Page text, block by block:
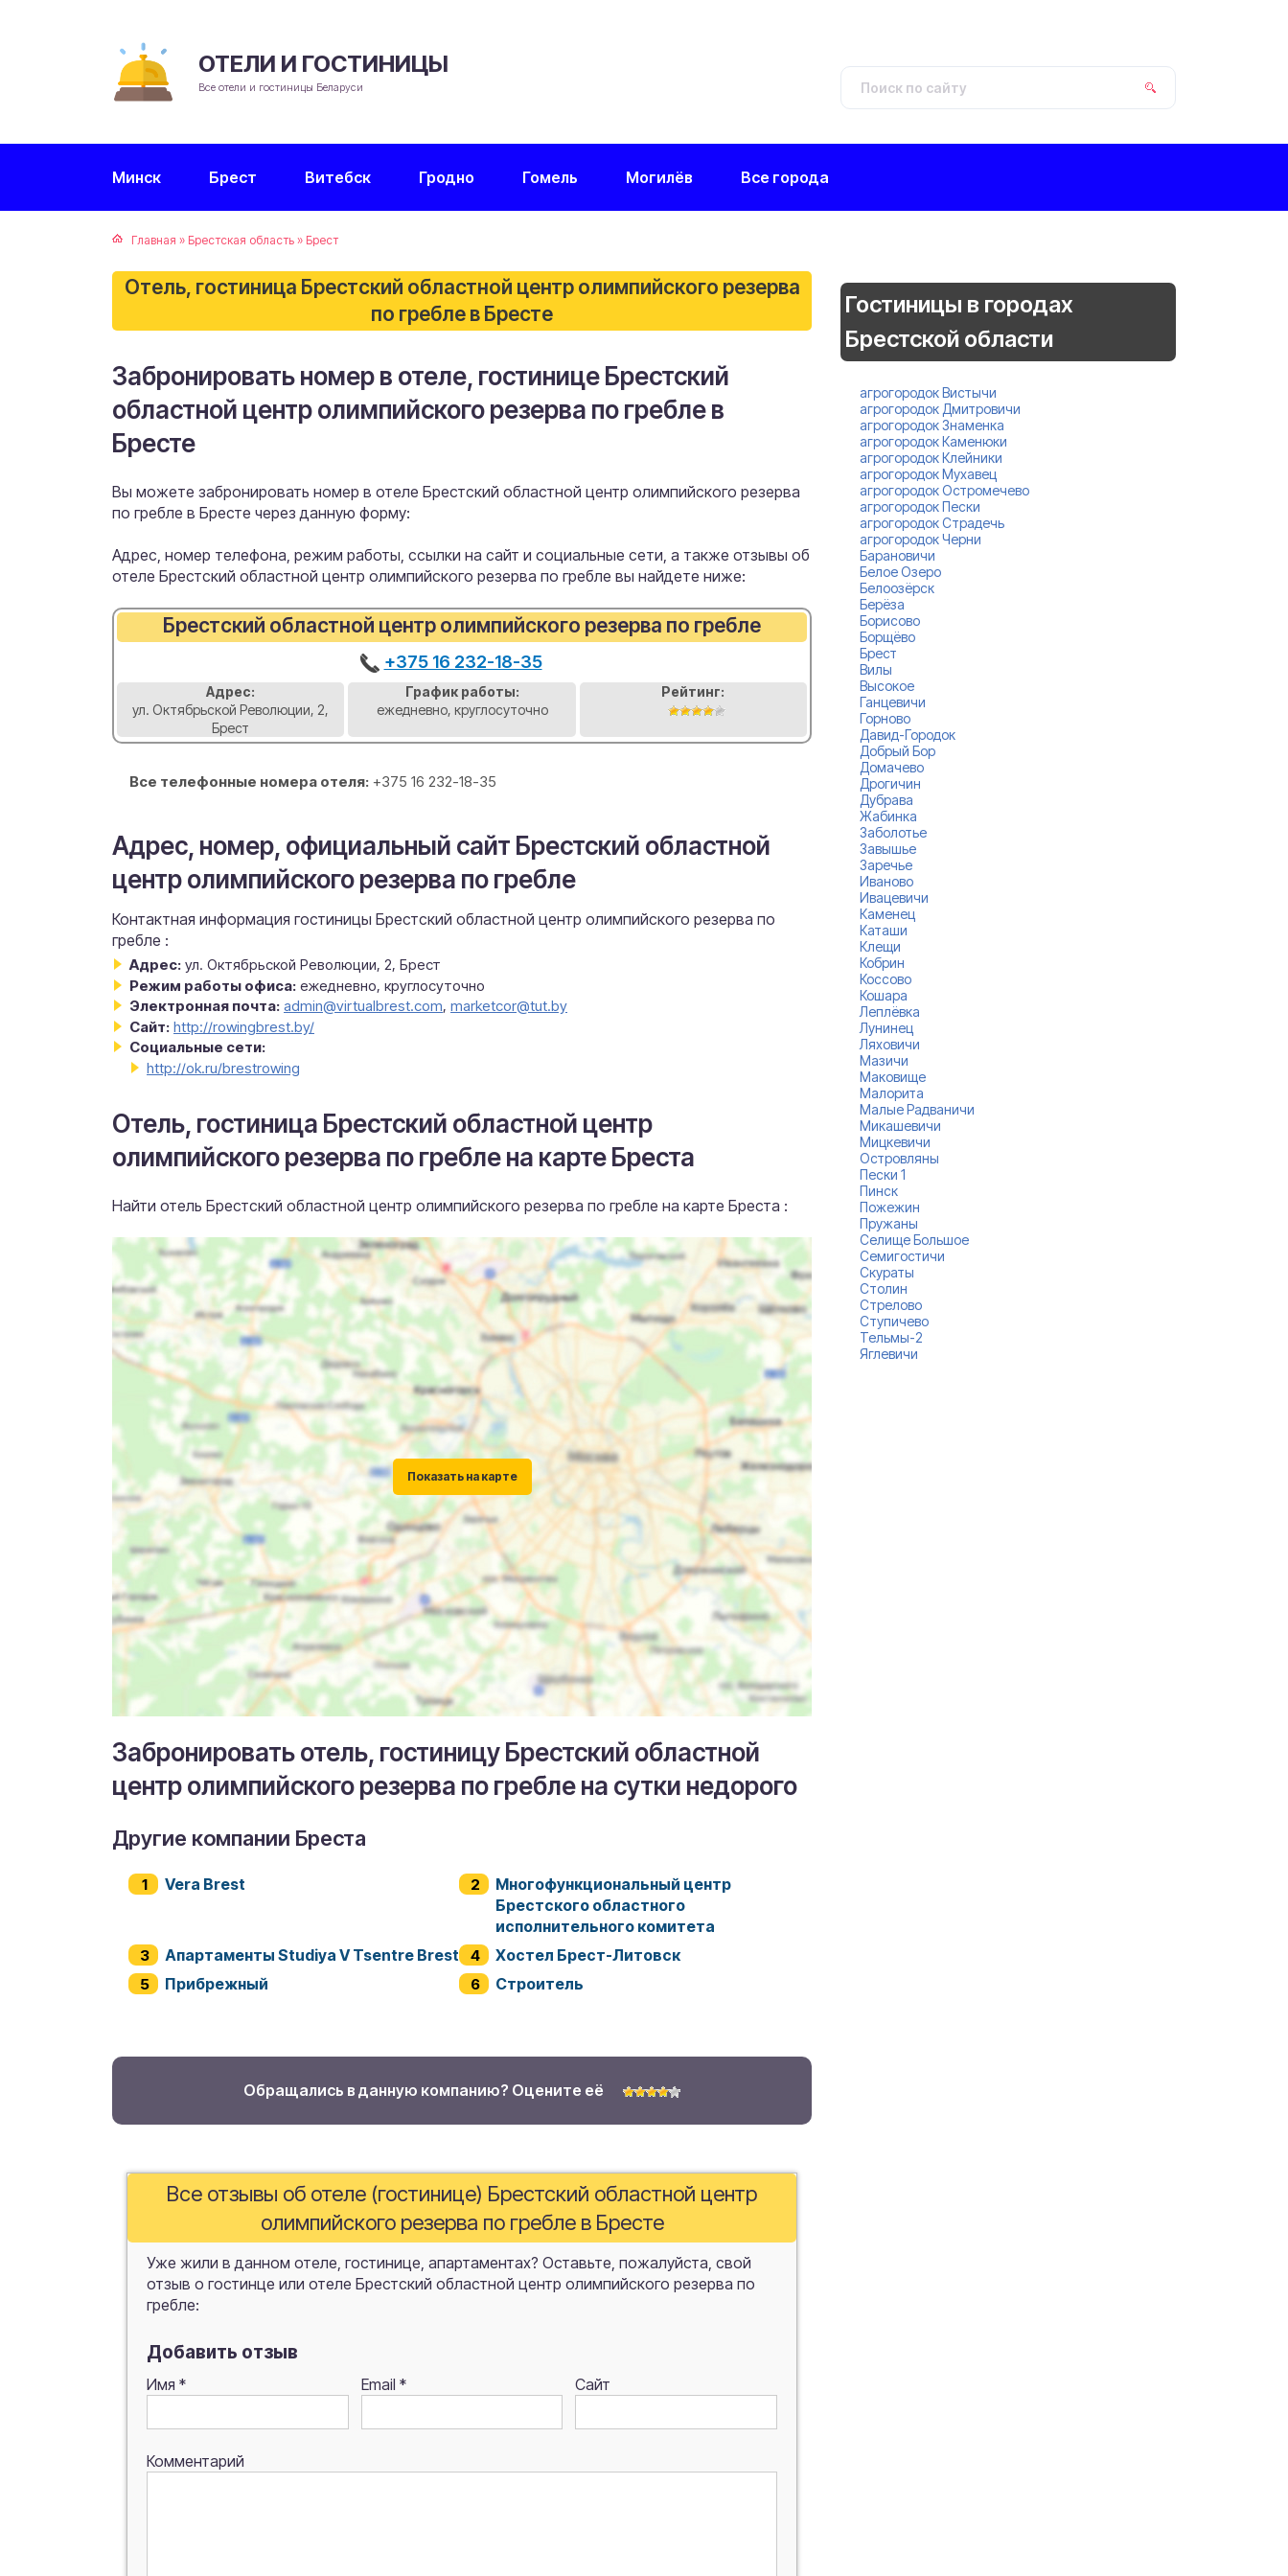
ОТЕЛИ И ГОСТИНИЦЫ
Все отели и гостиницы Беларуси
Минск Брест Витебск Гродно Гомель Могилёв Все города
Главная » Брестская область » Брест
Отель, гостиница Брестский областной центр олимпийского резерва
по гребле в Бресте
Забронировать номер в отеле, гостинице Брестский
областной центр олимпийского резерва по гребле в
Бресте
Вы можете забронировать номер в отеле Брестский областной центр олимпийского резерва
по гребле в Бресте через данную форму:
Адрес, номер телефона, режим работы, ссылки на сайт и социальные сети, а также отзывы об
отеле Брестский областной центр олимпийского резерва по гребле вы найдете ниже:
Брестский областной центр олимпийского резерва по гребле
+375 16 232-18-35
Адрес:
ул. Октябрьской Революции, 2,
Брест
График работы:
ежедневно, круглосуточно
Рейтинг:
Все телефонные номера отеля: +375 16 232-18-35
Адрес, номер, официальный сайт Брестский областной
центр олимпийского резерва по гребле
Контактная информация гостиницы Брестский областной центр олимпийского резерва по
гребле :
Адрес: ул. Октябрьской Революции, 2, Брест
Режим работы офиса: ежедневно, круглосуточно
Электронная почта: admin@virtualbrest.com, marketcor@tut.by
Сайт: http://rowingbrest.by/
Социальные сети:
http://ok.ru/brestrowing
Отель, гостиница Брестский областной центр
олимпийского резерва по гребле на карте Бреста
Найти отель Брестский областной центр олимпийского резерва по гребле на карте Бреста :
Забронировать отель, гостиницу Брестский областной
центр олимпийского резерва по гребле на сутки недорого
Другие компании Бреста
Vera Brest
Многофункциональный центр
Брестского областного
исполнительного комитета
Апартаменты Studiya V Tsentre Bresta
Хостел Брест-Литовск
Прибрежный
Строитель
Обращались в данную компанию? Оцените её
Все отзывы об отеле (гостинице) Брестский областной центр
олимпийского резерва по гребле в Бресте
Уже жили в данном отеле, гостинице, апартаментах? Оставьте, пожалуйста, свой
отзыв о гостинце или отеле Брестский областной центр олимпийского резерва по
гребле:
Добавить отзыв
Имя * Email * Сайт
Комментарий
Гостиницы в городах
Брестской области
агрогородок Вистычи
агрогородок Дмитровичи
агрогородок Знаменка
агрогородок Каменюки
агрогородок Клейники
агрогородок Мухавец
агрогородок Остромечево
агрогородок Пески
агрогородок Страдечь
агрогородок Черни
Барановичи
Белое Озеро
Белоозёрск
Берёза
Борисово
Борщёво
Брест
Вилы
Высокое
Ганцевичи
Горново
Давид-Городок
Добрый Бор
Домачево
Дрогичин
Дубрава
Жабинка
Заболотье
Завышье
Заречье
Иваново
Ивацевичи
Каменец
Каташи
Клещи
Кобрин
Коссово
Кошара
Леплёвка
Лунинец
Ляховичи
Мазичи
Маковище
Малорита
Малые Радваничи
Микашевичи
Мицкевичи
Островляны
Пески 1
Пинск
Пожежин
Пружаны
Селище Большое
Семигостичи
Скураты
Столин
Стрелово
Ступичево
Тельмы-2
Яглевичи